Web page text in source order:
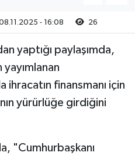
- 16:08 26
yaptığı paylaşımda,
ihracatın finansmanı için
yürürlüğe girdiğini
"Cumhurbaşkanı